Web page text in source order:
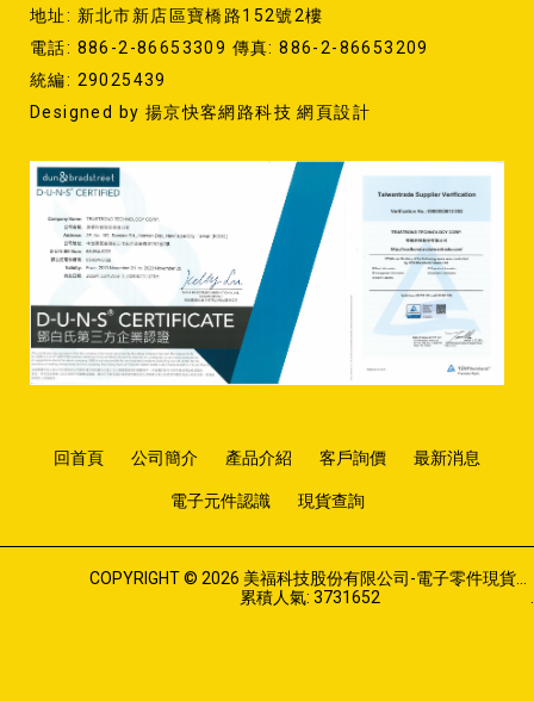
地址: 新北市新店區寶橋路152號2樓
電話: 886-2-86653309 傳真: 886-2-86653209
統編: 29025439
Designed by 揚京快客網路科技 網頁設計
回首頁 公司簡介 產品介紹 客戶詢價 最新消息
電子元件認識 現貨查詢
累積人氣: 3731652